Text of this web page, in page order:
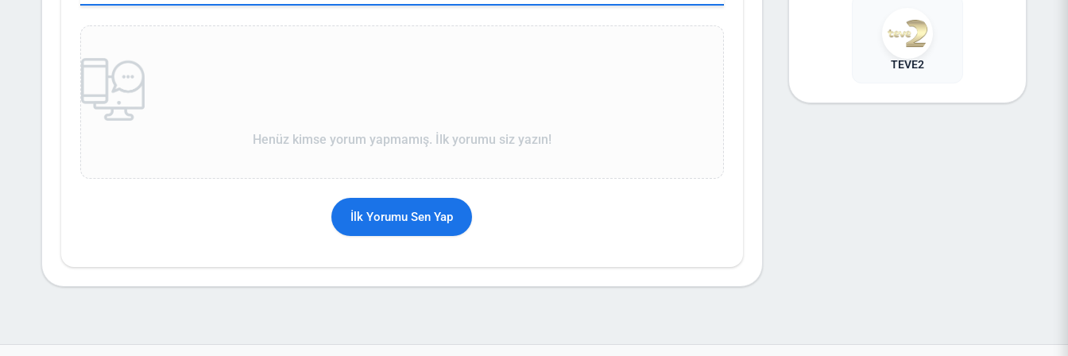
Henüz kimse yorum yapmamış. İlk yorumu siz yazın!
İlk Yorumu Sen Yap
TEVE2